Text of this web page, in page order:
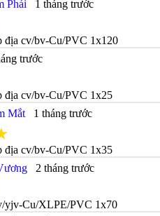
Phái 1 tháng trước
địa cv/bv-Cu/PVC 1x120
trước
địa cv/bv-Cu/PVC 1x25
Mắt 1 tháng trước
địa cv/bv-Cu/PVC 1x35
2 tháng trước
yjv-Cu/XLPE/PVC 1x70